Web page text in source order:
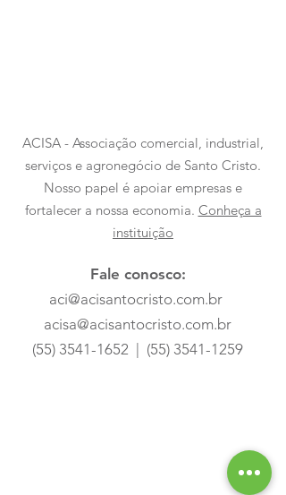
ACISA - Associação comercial, industrial,
serviços e agronegócio de Santo Cristo.
Nosso papel é apoiar empresas e
fortalecer a nossa economia. Conheça a
instituição
Fale conosco:
aci@acisantocristo.com.br
acisa@acisantocristo.com.br
(55) 3541-1652
(55) 3541-1259